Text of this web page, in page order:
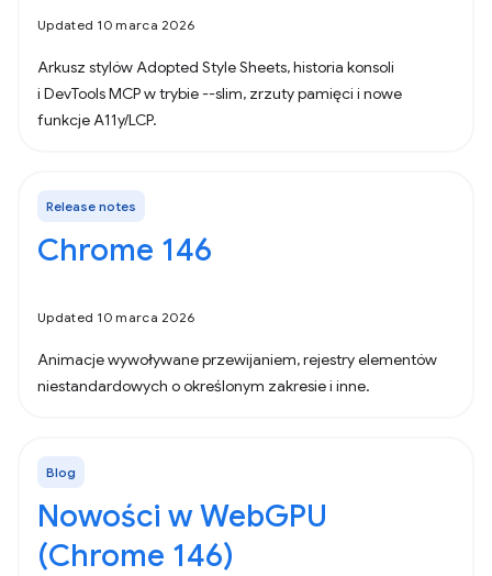
Updated 10 marca 2026
Arkusz stylów Adopted Style Sheets, historia konsoli
i DevTools MCP w trybie --slim, zrzuty pamięci i nowe
funkcje A11y/LCP.
Release notes
Chrome 146
Updated 10 marca 2026
Animacje wywoływane przewijaniem, rejestry elementów
niestandardowych o określonym zakresie i inne.
Blog
Nowości w WebGPU
(Chrome 146)